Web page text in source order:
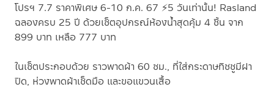
โปรฯ 7.7 ราคาพิเศษ 6-10 ก.ค. 67 ⚡️5 วันเท่านั้น! Rasland
ฉลองครบ 25 ปี ด้วยเซ็ตอุปกรณ์ห้องน้ำสุดคุ้ม 4 ชิ้น จาก
899 บาท เหลือ 777 บาท
ในเซ็ตประกอบด้วย ราวพาดผ้า 60 ซม., ที่ใส่กระดาษทิชชูมีฝา
ปิด, ห่วงพาดผ้าเช็ดมือ และขอแขวนเสื้อ